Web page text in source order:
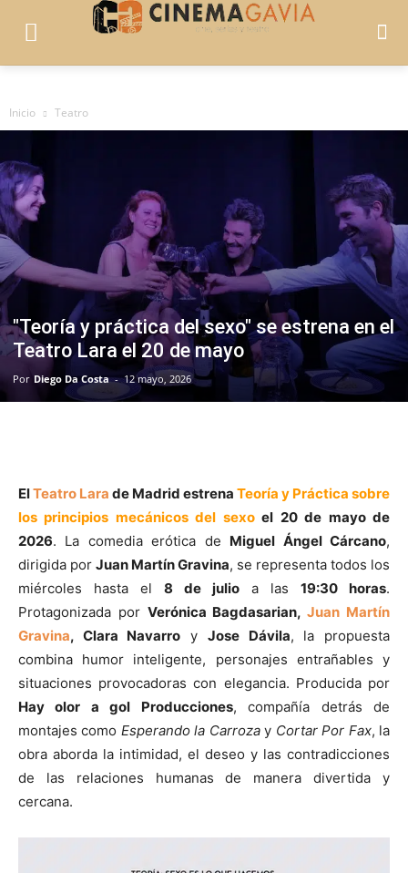
Inicio Teatro
"Teoría y práctica del sexo" se estrena en el
Teatro Lara el 20 de mayo
Por Diego Da Costa - 12 mayo, 2026
ElTeatro Lara de Madrid estrena Teoría y Práctica sobre
los principios mecánicos del sexoel 20 de mayo de
2026. La comedia erótica de Miguel Ángel Cárcano,
dirigida por Juan Martín Gravina, se representa todos los
miércoles hasta el 8 de julio a las 19:30 horas.
Protagonizada por Verónica Bagdasarian,Juan Martín
Gravina, Clara Navarro y Jose Dávila, la propuesta
combina humor inteligente, personajes entrañables y
situaciones provocadoras con elegancia. Producida por
Hay olor a gol Producciones, compañía detrás de
montajes como Esperando la Carrozay Cortar Por Fax, la
obra aborda la intimidad, el deseo y las contradicciones
de las relaciones humanas de manera divertida y
cercana.